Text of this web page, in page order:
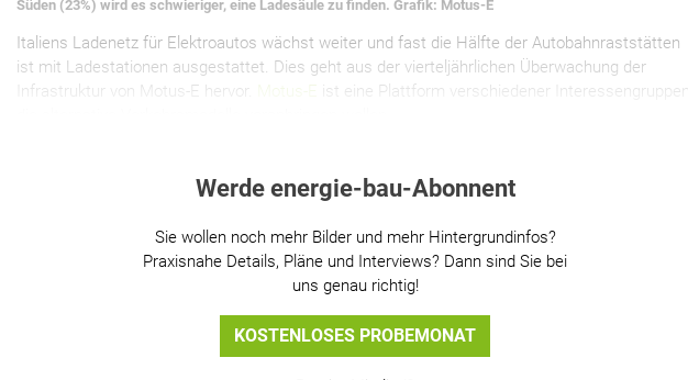
Süden (23%) wird es schwieriger, eine Ladesäule zu finden. Grafik: Motus-E
Italiens Ladenetz für Elektroautos wächst weiter und fast die Hälfte der Autobahnraststätten
ist mit Ladestationen ausgestattet. Dies geht aus der vierteljährlichen Überwachung der
Infrastruktur von Motus-E hervor.
Motus-E ist eine Plattform verschiedener Interessengruppen,
Werde energie-bau-Abonnent
Sie wollen noch mehr Bilder und mehr Hintergrundinfos?
Praxisnahe Details, Pläne und Interviews? Dann sind Sie bei
uns genau richtig!
KOSTENLOSES PROBEMONAT